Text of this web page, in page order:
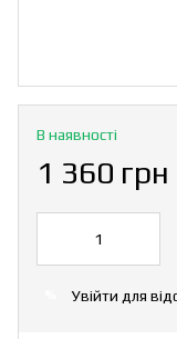
В наявності
1 360 грн
Увійти для